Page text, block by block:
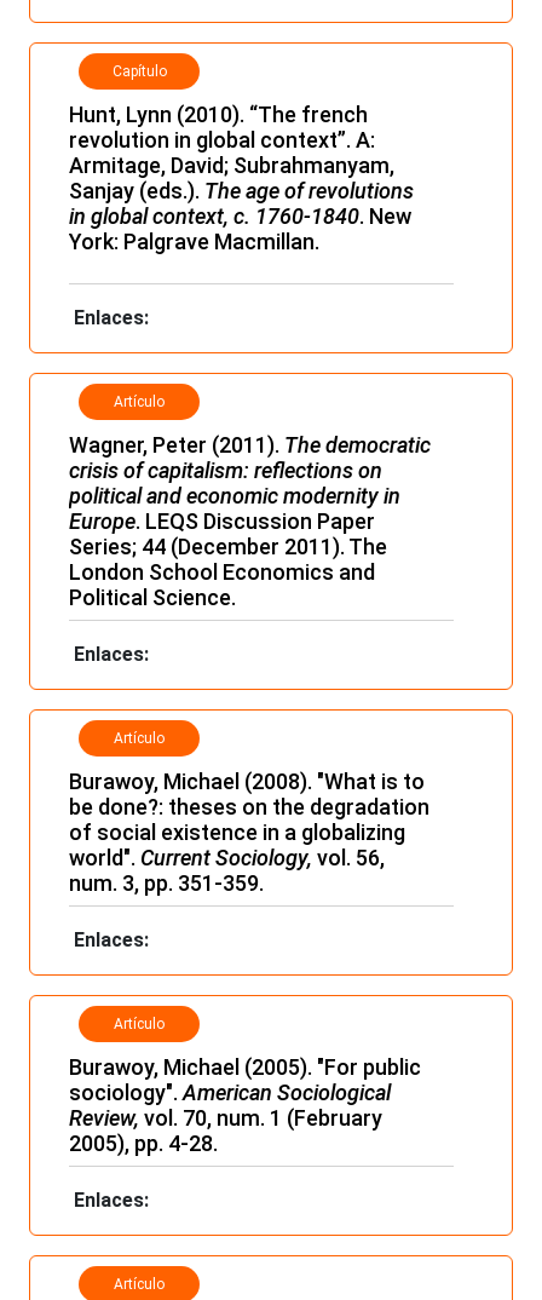
Capítulo
Hunt, Lynn (2010). “The french
revolution in global context”. A:
Armitage, David; Subrahmanyam,
Sanjay (eds.). The age of revolutions
in global context, c. 1760-1840. New
York: Palgrave Macmillan.
Enlaces:
Artículo
Wagner, Peter (2011). The democratic
crisis of capitalism: reflections on
political and economic modernity in
Europe. LEQS Discussion Paper
Series; 44 (December 2011). The
London School Economics and
Political Science.
Enlaces:
Artículo
Burawoy, Michael (2008). "What is to
be done?: theses on the degradation
of social existence in a globalizing
world". Current Sociology, vol. 56,
num. 3, pp. 351-359.
Enlaces:
Artículo
Burawoy, Michael (2005). "For public
sociology". American Sociological
Review, vol. 70, num. 1 (February
2005), pp. 4-28.
Enlaces:
Artículo